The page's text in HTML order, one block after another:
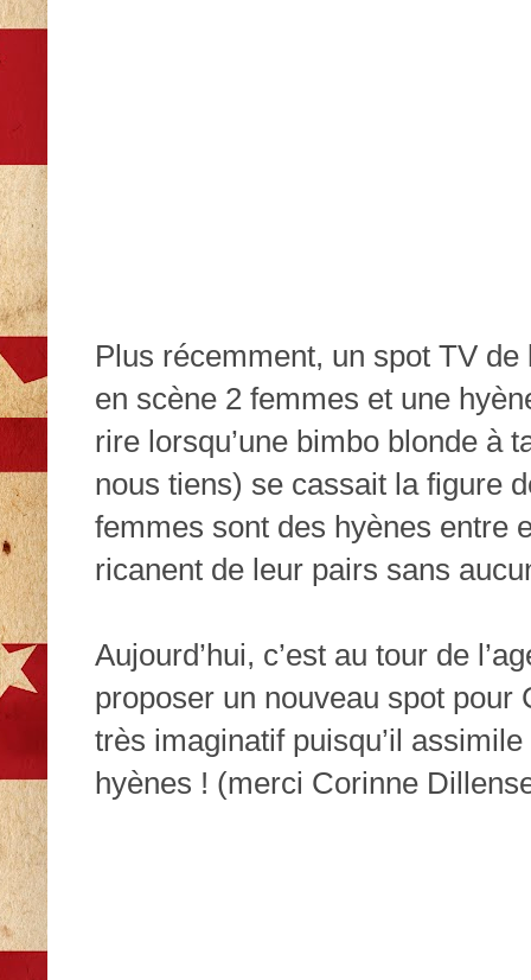
Plus récemment, un spot TV
en scène 2 femmes et une
rire lorsqu’une bimbo blonde à
nous tiens) se cassait la figure
femmes sont des hyènes entre
ricanent de leur pairs sans
Aujourd’hui, c’est au tour de
proposer un nouveau spot pour
très imaginatif puisqu’il
hyènes ! (merci Corinne